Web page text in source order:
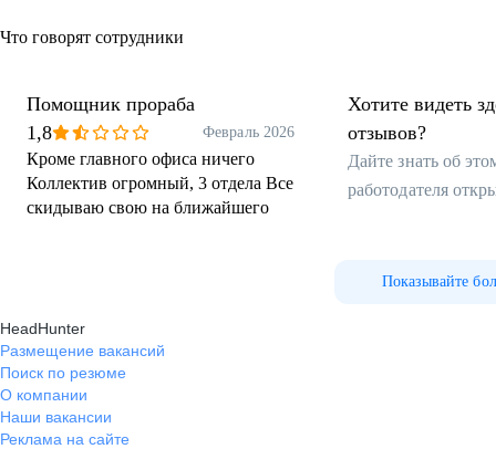
Что говорят сотрудники
Помощник прораба
1,8
Февраль 2026
Кроме главного офиса ничего
Коллектив огромный, 3 отдела Все
скидываю свою на ближайшего
Хотите видеть
отзывов?
Дайте знать об
работодателя
Показывайте
HeadHunter
Размещение вакансий
Поиск по резюме
О компании
Наши вакансии
Реклама на сайте